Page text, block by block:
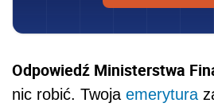
Odpowiedź Ministerstwa
nic robić. Twoja emerytura